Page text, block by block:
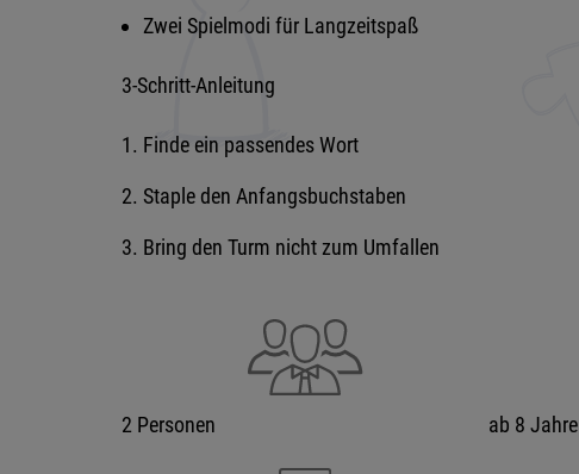
Zwei Spielmodi für Langzeitspaß
3-Schritt-Anleitung
Finde ein passendes Wort
Staple den Anfangsbuchstaben
Bring den Turm nicht zum Umfallen
2 Personen ab 8 Jahre